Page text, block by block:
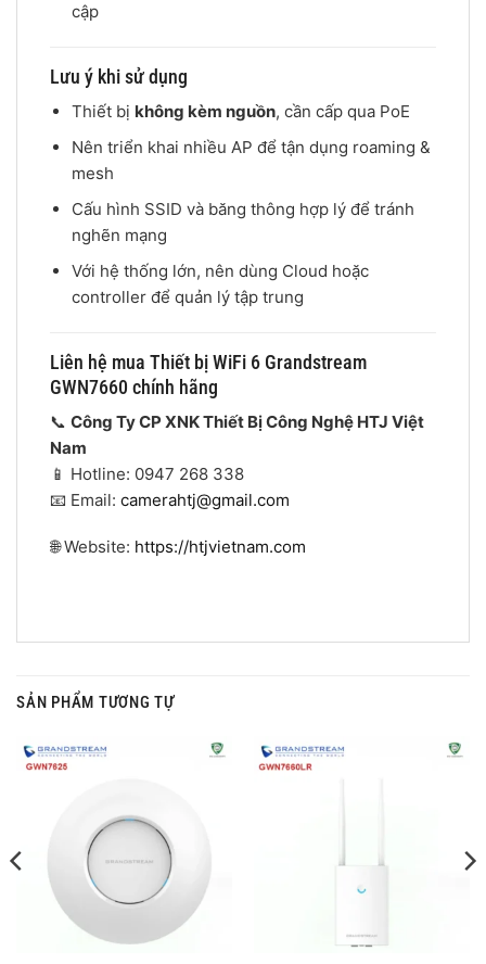
cập
Lưu ý khi sử dụng
Thiết bị không kèm nguồn, cần cấp qua PoE
Nên triển khai nhiều AP để tận dụng roaming &
mesh
Cấu hình SSID và băng thông hợp lý để tránh
nghẽn mạng
Với hệ thống lớn, nên dùng Cloud hoặc
controller để quản lý tập trung
Liên hệ mua Thiết bị WiFi 6 Grandstream
GWN7660 chính hãng
📞 Công Ty CP XNK Thiết Bị Công Nghệ HTJ Việt
Nam
📱 Hotline: 0947 268 338
📧 Email: camerahtj@gmail.com
🌐 Website: https://htjvietnam.com
SẢN PHẨM TƯƠNG TỰ